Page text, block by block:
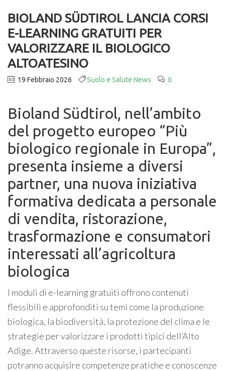
BIOLAND SÜDTIROL LANCIA CORSI
E-LEARNING GRATUITI PER
VALORIZZARE IL BIOLOGICO
ALTOATESINO
19 Febbraio 2026 Suolo e Salute News 0
Bioland Südtirol, nell’ambito
del progetto europeo “Più
biologico regionale in Europa”,
presenta insieme a diversi
partner, una nuova iniziativa
formativa dedicata a personale
di vendita, ristorazione,
trasformazione e consumatori
interessati all’agricoltura
biologica
I moduli di e-learning gratuiti offrono contenuti
flessibili e approfonditi su temi come la produzione
biologica, la biodiversità, la protezione del clima e le
strategie per valorizzare i prodotti tipici dell’Alto
Adige. Attraverso queste risorse, i partecipanti
potranno acquisire competenze pratiche e conoscenze